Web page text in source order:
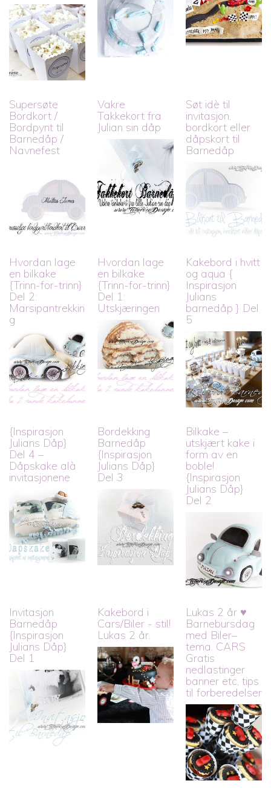
Supersøte
Bordkort /
Bordpynt til
Barnedåp /
Navnefest
Vakre
Takkekort fra
Julian sin dåp
Søt idè til
invitasjon,
bordkort eller
dåpskort til
Barnedåp
Hvordan lage
en bilkake
{Trinn-for-trinn}
Del 2:
Marsipantrekkin
g
Hvordan lage
en bilkake
{Trinn-for-trinn}
Del 1:
Utskjæringen
Kakebord i hvitt
og aqua {
Inspirasjon
Julians
barnedåp } Del
5
{Inspirasjon
Julians Dåp}
Del 4 –
Dåpskake alà
invitasjonene
Bordekking
Barnedåp
{Inspirasjon
Julians Dåp}
Del 3
Bilkake –
utskjært kake i
form av en
boble!
{Inspirasjon
Julians Dåp}
Del 2
Invitasjon
Barnedåp
{Inspirasjon
Julians Dåp}
Del 1
Kakebord i
Cars/Biler - stil!
Lukas 2 år.
Lukas 2 år ♥
Barnebursdag
med Biler–
tema. CARS
Gratis
nedlastinger
banner etc, tips
til forberedelser